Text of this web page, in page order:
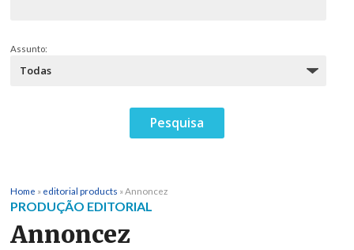
Assunto:
Home » editorial products »Annoncez
PRODUÇÃO EDITORIAL
Annoncez